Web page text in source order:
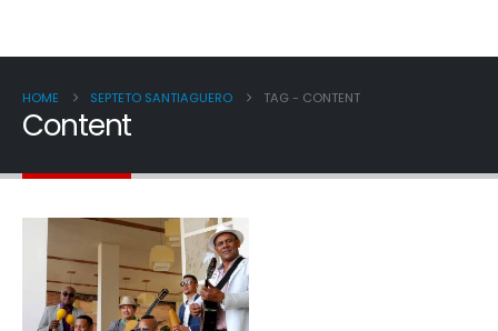
HOME SEPTETO SANTIAGUERO TAG - CONTENT
Content